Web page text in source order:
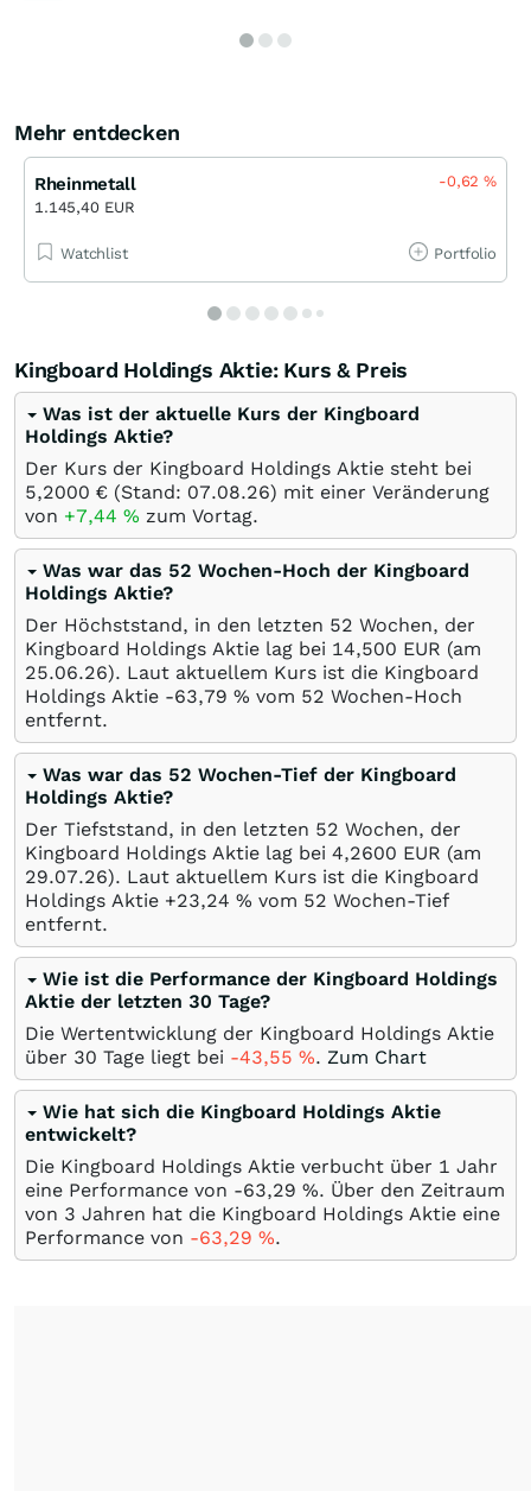
Mehr entdecken
Rheinmetall
1.145,40 EUR
-0,62%
Watchlist Portfolio
Kingboard Holdings Aktie: Kurs & Preis
Was ist der aktuelle Kurs der Kingboard
Holdings Aktie?
Der Kurs der Kingboard Holdings Aktie steht bei
5,2000 € (Stand: 07.08.26) mit einer Veränderung
von +7,44 % zum Vortag.
Was war das 52 Wochen-Hoch der Kingboard
Holdings Aktie?
Der Höchststand, in den letzten 52 Wochen, der
Kingboard Holdings Aktie lag bei 14,500 EUR (am
25.06.26). Laut aktuellem Kurs ist die Kingboard
Holdings Aktie -63,79 % vom 52 Wochen-Hoch
entfernt.
Was war das 52 Wochen-Tief der Kingboard
Holdings Aktie?
Der Tiefststand, in den letzten 52 Wochen, der
Kingboard Holdings Aktie lag bei 4,2600 EUR (am
29.07.26). Laut aktuellem Kurs ist die Kingboard
Holdings Aktie +23,24 % vom 52 Wochen-Tief
entfernt.
Wie ist die Performance der Kingboard Holdings
Aktie der letzten 30 Tage?
Die Wertentwicklung der Kingboard Holdings Aktie
über 30 Tage liegt bei -43,55 %. Zum Chart
Wie hat sich die Kingboard Holdings Aktie
entwickelt?
Die Kingboard Holdings Aktie verbucht über 1 Jahr
eine Performance von -63,29 %. Über den Zeitraum
von 3 Jahren hat die Kingboard Holdings Aktie eine
Performance von -63,29 %.